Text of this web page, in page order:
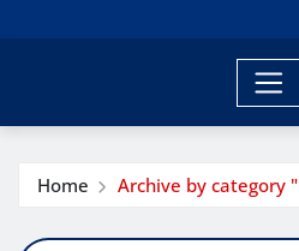
Home Archive by category